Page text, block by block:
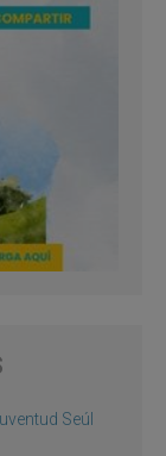
Seúl